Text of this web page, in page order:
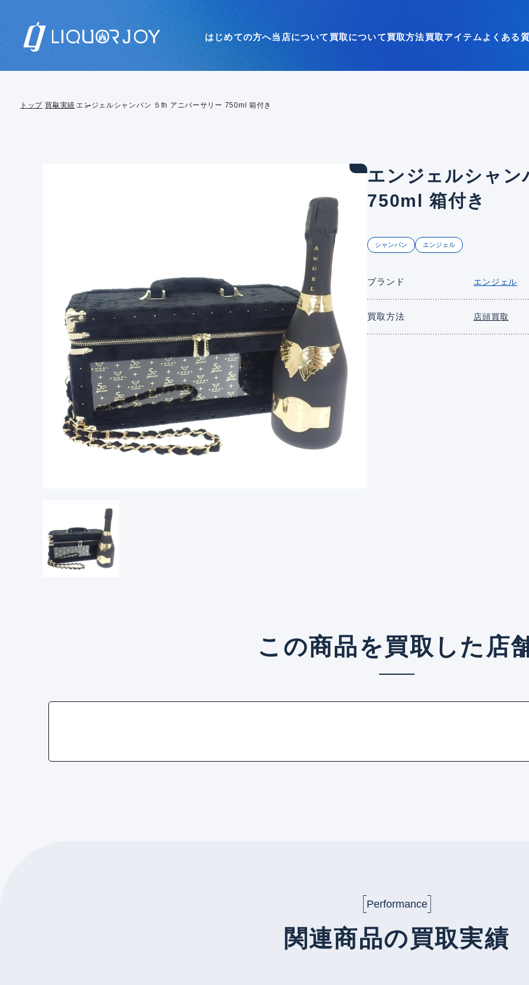
はじめての方へ当店について 買取について買取方法買取アイテム よくある
トップ 買取実績 エンジェルシャンパン ５th アニバーサリー 750ml 箱付き
エンジェルシャ
750ml 箱付き
シャンパン エンジェル
ブランド エンジェル
買取方法 店頭買取
この商品を買取した店
Performance
関連商品の買取実績